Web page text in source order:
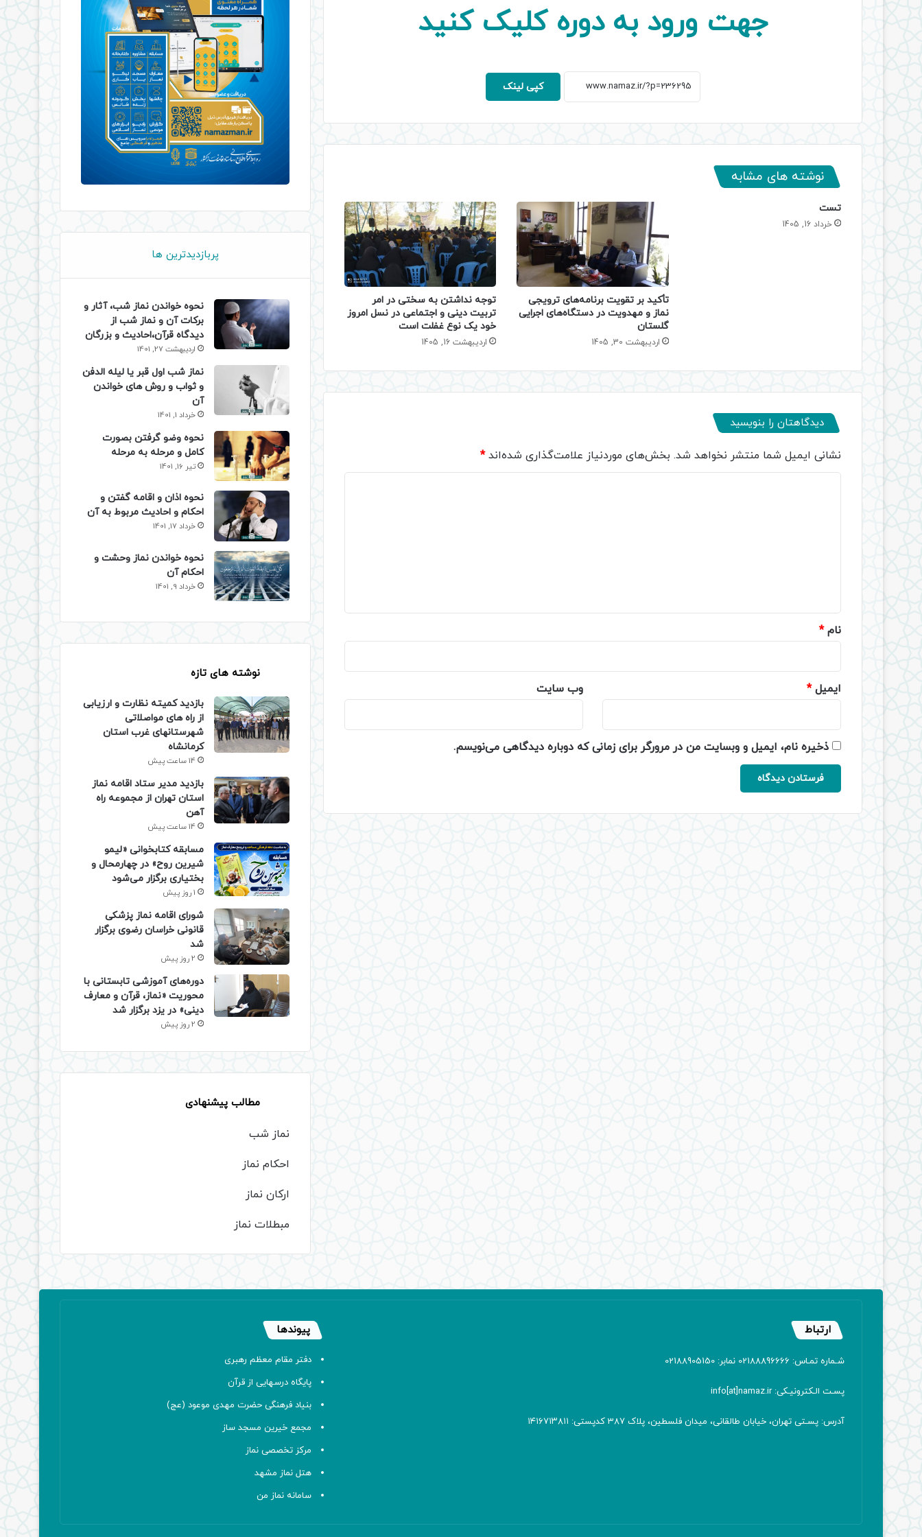
جهت ورود به دوره کلیک کنید
کپی لینک
نوشته های مشابه
تست
خرداد 16, 1405
تأکید بر تقویت برنامه‌های ترویجی
نماز و مهدویت در دستگاه‌های اجرایی
گلستان
اردیبهشت 30, 1405
توجه نداشتن به سختی در امر
تربیت دینی و اجتماعی در نسل امروز
خود یک نوع غفلت است
اردیبهشت 16, 1405
دیدگاهتان را بنویسید
نشانی ایمیل شما منتشر نخواهد شد. بخش‌های موردنیاز علامت‌گذاری شده‌اند*
نام*
ایمیل* وب‌ سایت
ذخیره نام، ایمیل و وبسایت من در مرورگر برای زمانی که دوباره دیدگاهی می‌نویسم.
پربازدیدترین ها
نحوه خواندن نماز شب، آثار و
برکات آن و نماز شب از
دیدگاه قرآن،احادیث و بزرگان
اردیبهشت 27, 1401
نماز شب اول قبر یا لیله الدفن
و ثواب و روش های خواندن
آن
خرداد 1, 1401
نحوه وضو گرفتن بصورت
کامل و مرحله به مرحله
تیر 16, 1401
نحوه اذان و اقامه گفتن و
احکام و احادیث مربوط به آن
خرداد 17, 1401
نحوه خواندن نماز وحشت و
احکام آن
خرداد 9, 1401
نوشته های تازه
بازدید کمیته نظارت و ارزیابی
از راه های مواصلاتی
شهرستانهای غرب استان
کرمانشاه
14 ساعت پیش
بازدید مدیر ستاد اقامه نماز
استان تهران از مجموعه راه
آهن
14 ساعت پیش
مسابقه کتابخوانی «لیمو
شیرین روح» در چهارمحال و
بختیاری برگزار می‌شود
1 روز پیش
شورای اقامه نماز پزشکی
قانونی خراسان رضوی برگزار
شد
2 روز پیش
دوره‌های آموزشی تابستانی با
محوریت «نماز، قرآن و معارف
دینی» در یزد برگزار شد
2 روز پیش
مطالب پیشنهادی
نماز شب
احکام نماز
ارکان نماز
مبطلات نماز
ارتباط
شـماره تمـاس: 02188896666 نمابر: 02188905150
پسـت الـکترونیـکی: info[at]namaz.ir
آدرس: پسـتی تهران، خیابان طالقانی، میدان فلسطین، پلاک 387 کدپستی: ۱۴۱۶۷۱۳۸۱۱
پیوندها
دفتر مقام معظم رهبری
پایگاه درسهایی از قرآن
بنیاد فرهنگی حضرت مهدی موعود (عج)
مجمع خیرین مسجد ساز
مرکز تخصصی نماز
هتل نماز مشهد
سامانه نماز من